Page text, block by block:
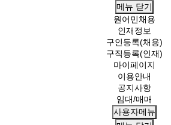
메뉴 닫기
원어민채용
인재정보
구인등록(채용)
구직등록(인재)
마이페이지
이용안내
공지사항
임대/매매
사용자메뉴